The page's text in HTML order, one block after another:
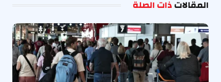
المقالاتذات الصلة